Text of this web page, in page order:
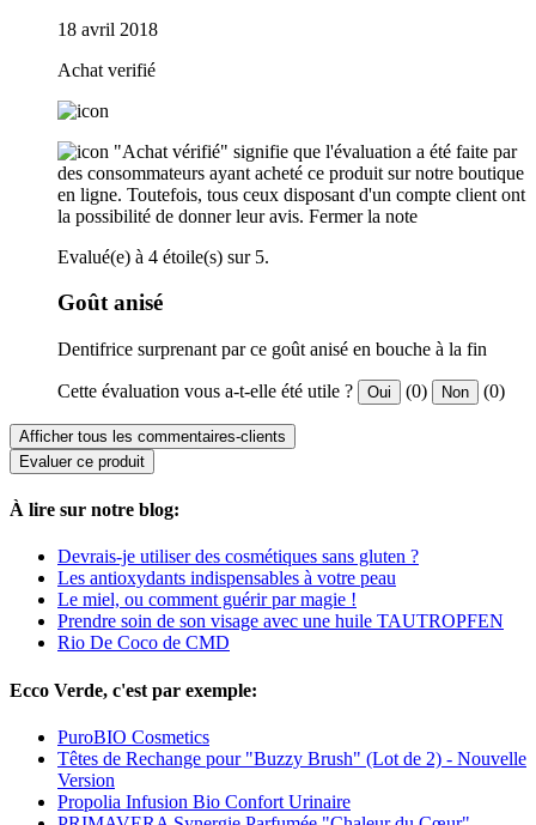
18 avril 2018
Achat verifié
"Achat vérifié" signifie que l'évaluation a été faite par
des consommateurs ayant acheté ce produit sur notre boutique
en ligne. Toutefois, tous ceux disposant d'un compte client ont
la possibilité de donner leur avis. Fermer la note
Evalué(e) à 4 étoile(s) sur 5.
Goût anisé
Dentifrice surprenant par ce goût anisé en bouche à la fin
Cette évaluation vous a-t-elle été utile ? Oui (0) Non (0)
Afficher tous les commentaires-clients
Evaluer ce produit
À lire sur notre blog:
Devrais-je utiliser des cosmétiques sans gluten ?
Les antioxydants indispensables à votre peau
Le miel, ou comment guérir par magie !
Prendre soin de son visage avec une huile TAUTROPFEN
Rio De Coco de CMD
Ecco Verde, c'est par exemple:
PuroBIO Cosmetics
Têtes de Rechange pour "Buzzy Brush" (Lot de 2) - Nouvelle
Version
Propolia Infusion Bio Confort Urinaire